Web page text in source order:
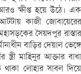
আরও ক্ষীপ্ত হয়ে উঠে। এক
কাজী জোবায়েরের
সৈয়দপুর রাস্তার
বাড়ির দেয়াল ভেঙ্গে
মাহিনুর আক্তার বাধা
থাকা লোহার সাবল দিয়ে